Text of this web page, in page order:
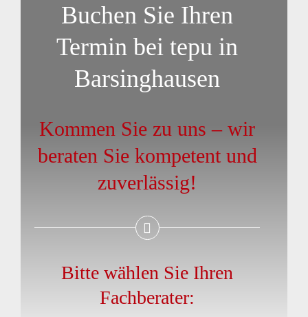
PRIVATKUNDEN
BAUSTEUERUNG & PROJEKTLEITUNG
Buchen Sie Ihren
Termin bei tepu in
Barsinghausen
Kommen Sie zu uns – wir
beraten Sie kompetent und
zuverlässig!
Bitte wählen Sie Ihren
Fachberater: